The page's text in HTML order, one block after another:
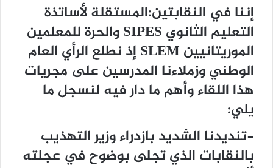
إننا في النقابتين:المستقلة لأساتذة
التعليم الثانوي SIPES والحرة للمعلمين
الموريتانيين SLEM إذ نطلع الرأي العام
الوطني وزملاءنا المدرسين على مجريات
هذا اللقاء وأهم ما دار فيه لنسجل ما
يلي:
-تنديدنا الشديد بازدراء وزير التهذيب
بالنقابات الذي تجلى بوضوح في عجلته